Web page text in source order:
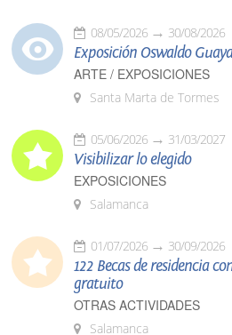
08/05/2026 30/08/2026
Exposición Oswaldo
ARTE / EXPOSICIONES
Santa Marta de Tormes
05/06/2026 31/03/2027
Visibilizar lo elegido
EXPOSICIONES
Salamanca
01/07/2026 30/09/2026
122 Becas de residencia
gratuito
OTRAS ACTIVIDADES
Salamanca